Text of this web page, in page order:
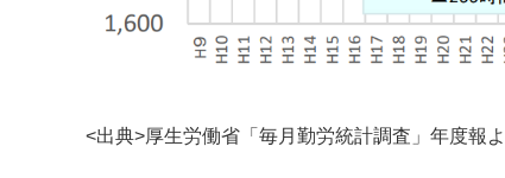
<出典>厚生労働省「毎月勤労統計調査」年度報